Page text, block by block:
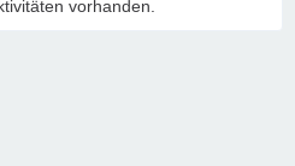
vorhanden.